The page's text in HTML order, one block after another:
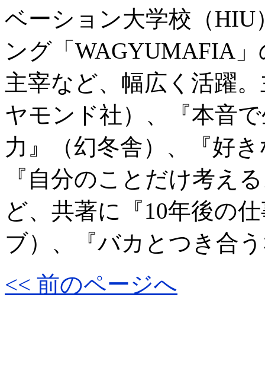
ベーション大学校（
ング「WAGYUMAFIA
主宰など、幅広く活躍
ヤモンド社）、『本音
力』（幻冬舎）、『好
『自分のことだけ考え
ど、共著に『10年後の
ブ）、『バカとつき合
<< 前のページへ